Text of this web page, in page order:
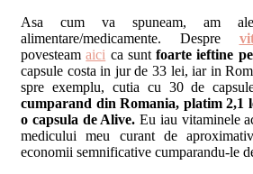
Asa cum va spuneam, am
alimentare/medicamente. Despre
povesteamaici ca suntfoarte ieftine
capsule costa in jur de 33 lei, iar in
spre exemplu, cutia cu 30 de
cumparand din Romania, platim 2,1
o capsula de Alive.Eu iau vitaminele
medicului meu curant de
economii semnificative cumparandu-le